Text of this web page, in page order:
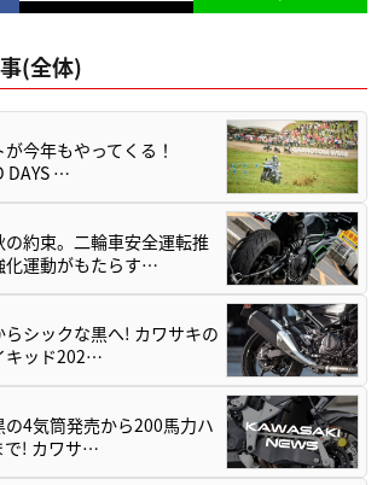
(全体)
今年もやってくる！
DAYS …
約束。二輪車安全運転推
化運動がもたらす…
シックな黒へ! カワサキの
キッド202…
の4気筒発売から200馬力ハ
で! カワサ…